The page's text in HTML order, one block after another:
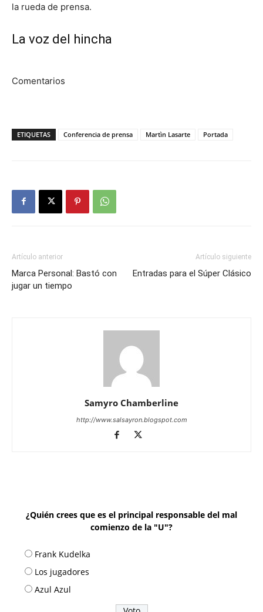
la rueda de prensa.
La voz del hincha
Comentarios
ETIQUETAS Conferencia de prensa Martìn Lasarte Portada
Artículo anterior
Marca Personal: Bastó con
jugar un tiempo
Artículo siguiente
Entradas para el Súper Clásico
Samyro Chamberline
http://www.salsayron.blogspot.com
¿Quién crees que es el principal responsable del mal
comienzo de la "U"?
Frank Kudelka
Los jugadores
Azul Azul